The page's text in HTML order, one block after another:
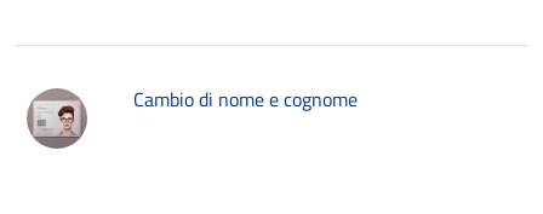
Cambio di nome e cognome